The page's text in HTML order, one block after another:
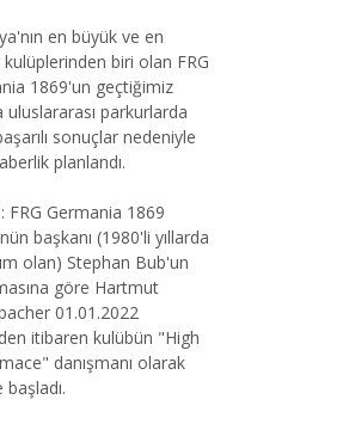
en büyük ve en
kulüplerinden biri olan FRG
1869'un geçtiğimiz
uluslararası parkurlarda
sonuçlar nedeniyle
planlandı.
FRG Germania 1869
başkanı (1980'li yıllarda
olan) Stephan Bub'un
göre Hartmut
01.01.2022
itibaren kulübün "High
danışmanı olarak
başladı.